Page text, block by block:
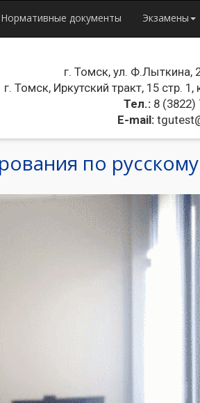
Нормативные документы Экзамены
г. Томск, ул. Ф.Лыткина,
г. Томск, Иркутский тракт, 15 стр. 1,
Тел.: 8 (3822)
E-mail:
по русскому